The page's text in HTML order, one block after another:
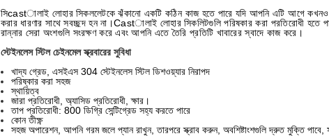
সিcastালাই লোহার স্কিললেটকে ঝুঁকানো একটি কঠিন কাজ হতে পারে যদি আপনি এটি আগে কখনও
করার ধারণার সাথে স্বচ্ছন্দ হন না।Castালাই লোহার স্কিলিটগুলি পরিষ্কার করা প্রতিরোধী
রান্নার সেরা অংশগুলি সংরক্ষণ করে এবং আপনি এতে তৈরি প্রতিটি খাবারের স্বাদে কাজ করে।
স্টেইনলেস স্টিল চেইনমেল স্ক্রবারের সুবিধা
খাদ্য গ্রেড, এসইএস 304 স্টেইনলেস স্টিল ডিশওয়্যার নিরাপদ
পরিষ্কার করা সহজ
স্থায়িত্ব
জারা প্রতিরোধী, অ্যাসিড প্রতিরোধী, ক্ষার।
তাপ প্রতিরোধী: 800 ডিগ্রি সেন্টিগ্রেড সহ্য করতে পারে
কোন তীক্ষ্ণ
সহজ অপারেশন, আপনি গরম জলে প্যান রাখুন, তারপরে স্ক্রাব করুন, অবশিষ্টাংশগুলি দ্রুত মুক্তি